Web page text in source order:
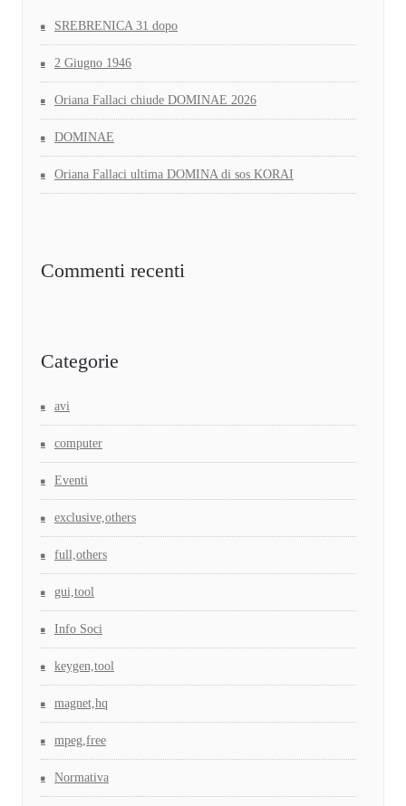
SREBRENICA 31 dopo
2 Giugno 1946
Oriana Fallaci chiude DOMINAE 2026
DOMINAE
Oriana Fallaci ultima DOMINA di sos KORAI
Commenti recenti
Categorie
avi
computer
Eventi
exclusive,others
full,others
gui,tool
Info Soci
keygen,tool
magnet,hq
mpeg,free
Normativa